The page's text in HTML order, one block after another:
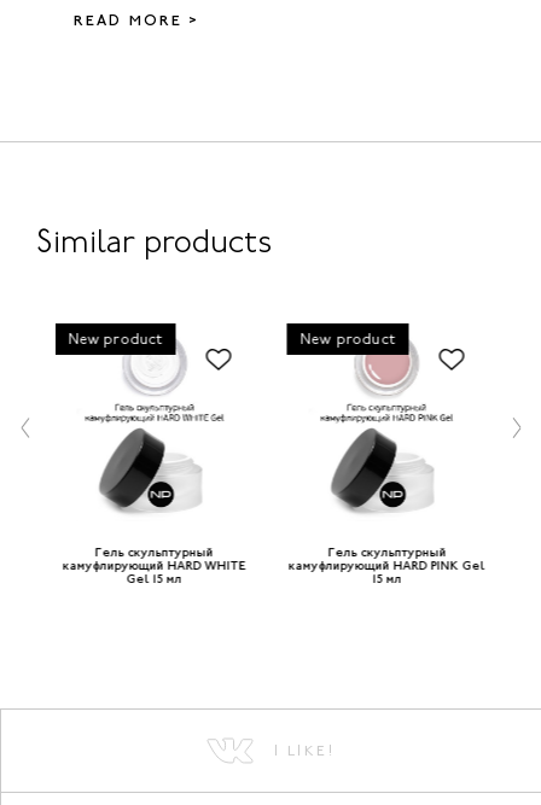
READ MORE >
Similar products
New product
Гель скульптурный
камуфлирующий HARD WHITE
Gel 15 мл
New product
Гель скульптурный
камуфлирующий HARD PINK Gel
15 мл
I LIKE!